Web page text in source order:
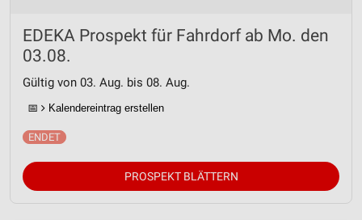
EDEKA Prospekt für Fahrdorf ab Mo. den
03.08.
Gültig von 03. Aug. bis 08. Aug.
📅 Kalendereintrag erstellen
PROSPEKT BLÄTTERN